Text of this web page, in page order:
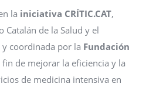
la iniciativa CRÍTIC.CAT,
Catalán de la Salud y el
coordinada por la Fundación
fin de mejorar la eficiencia y la
de medicina intensiva en